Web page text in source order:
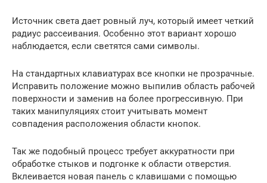
Источник света дает ровный луч, который имеет четкий
радиус рассеивания. Особенно этот вариант хорошо
наблюдается, если светятся сами символы.
На стандартных клавиатурах все кнопки не прозрачные.
Исправить положение можно выпилив область рабочей
поверхности и заменив на более прогрессивную. При
таких манипуляциях стоит учитывать момент
совпадения расположения области кнопок.
Так же подобный процесс требует аккуратности при
обработке стыков и подгонке к области отверстия.
Вклеивается новая панель с клавишами с помощью